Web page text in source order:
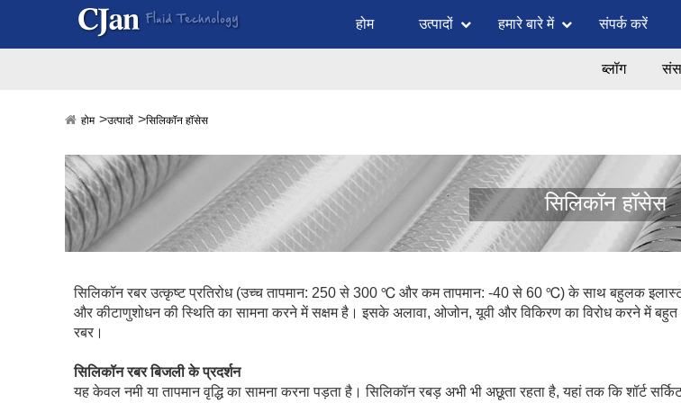
होम उत्पादों हमारे बारे में संपर्क करें
ब्लॉग
होम उत्पादों सिलिकॉन हॉसेस
सिलिकॉन हॉसेस
सिलिकॉन रबर उत्कृष्ट प्रतिरोध (उच्च तापमान: 250 से 300 ℃ और कम तापमान: -40 से 60 ℃) के साथ बहुलक
और कीटाणुशोधन की स्थिति का सामना करने में सक्षम है। इसके अलावा, ओजोन, यूवी और विकिरण का विरोध करने में
रबर।
सिलिकॉन रबर बिजली के प्रदर्शन
यह केवल नमी या तापमान वृद्धि का सामना करना पड़ता है। सिलिकॉन रबड़ अभी भी अछूता रहता है, यहां तक ​​कि शॉर्ट